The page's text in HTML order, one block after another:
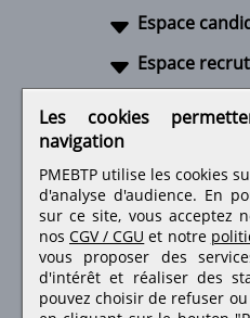
Espace
Espace
Retrouvez-nous sur
Les cookies
navigation
PMEBTP utilise les cookies
d'analyse d'audience. En
sur ce site, vous acceptez
nos CGV / CGU et notre
vous proposer des
d'intérêt et réaliser des
pouvez choisir de refuser